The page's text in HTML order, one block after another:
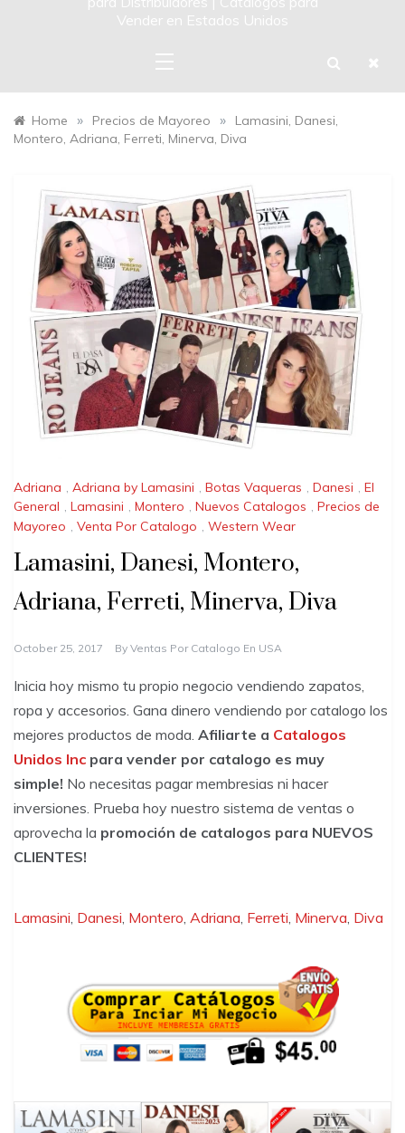
Vender en Estados Unidos
Home » Precios de Mayoreo »
Lamasini, Danesi,
Montero, Adriana, Ferreti, Minerva, Diva
Adriana , Adriana by Lamasini , Botas Vaqueras , Danesi , El
General , Lamasini , Montero , Nuevos Catalogos , Precios de
Mayoreo , Venta Por Catalogo , Western Wear
Lamasini, Danesi, Montero,
Adriana, Ferreti, Minerva, Diva
October 25, 2017 By Ventas Por Catalogo En USA
Inicia hoy mismo tu propio negocio vendiendo zapatos,
ropa y accesorios. Gana dinero vendiendo por catalogo los
mejores productos de moda. Afiliarte a Catalogos
Unidos Inc para vender por catalogo es muy
simple! No necesitas pagar membresias ni hacer
inversiones. Prueba hoy nuestro sistema de ventas o
aprovecha la promoción de catalogos para NUEVOS
CLIENTES!
Lamasini Danesi Montero Adriana Ferreti Minerva Diva